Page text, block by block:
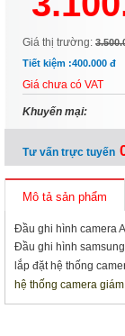
Giá thị trường:
Tiết kiệm :400.000 đ
Giá chưa có VAT
Khuyến mại:
Tư vấn trực tuyến
Mô tả sản phẩm
Đầu ghi hình camera
Đầu ghi hình samsung
lắp đặt hệ thống
hệ thống camera